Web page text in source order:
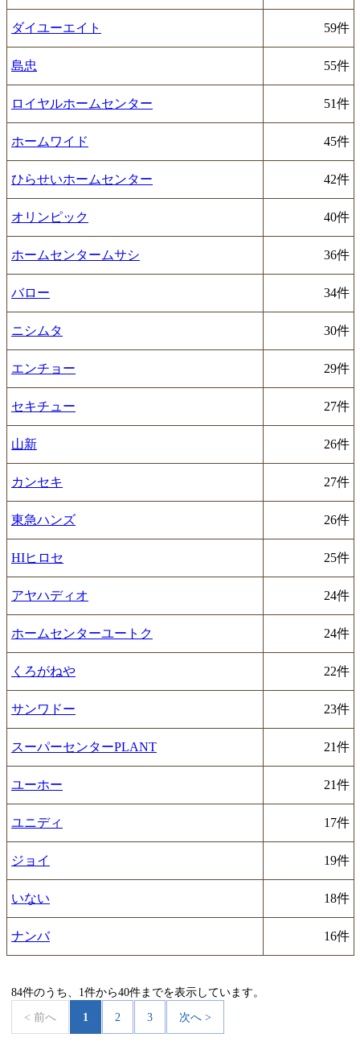
ダイユーエイト 59件
島忠 55件
ロイヤルホームセンター 51件
ホームワイド 45件
ひらせいホームセンター 42件
オリンピック 40件
ホームセンタームサシ 36件
バロー 34件
ニシムタ 30件
エンチョー 29件
セキチュー 27件
山新 26件
カンセキ 27件
東急ハンズ 26件
HIヒロセ 25件
アヤハディオ 24件
ホームセンターユートク 24件
くろがねや 22件
サンワドー 23件
スーパーセンターPLANT 21件
ユーホー 21件
ユニディ 17件
ジョイ 19件
いない 18件
ナンバ 16件
84件のうち、1件から40件までを表示しています。
< 前へ
1 2 3 次へ >